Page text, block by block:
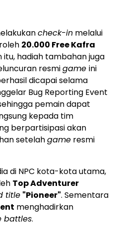
check-in melalui
20.000 Free Kafra
itu, hadiah tambahan juga
resmigame ini
dicapai selama
Bug Reporting Event
pemain dapat
kepada tim
berpartisipasi akan
setelahgame resmi
di NPC kota-kota utama,
Top Adventurer
title "Pioneer". Sementara
menghadirkan
battles.